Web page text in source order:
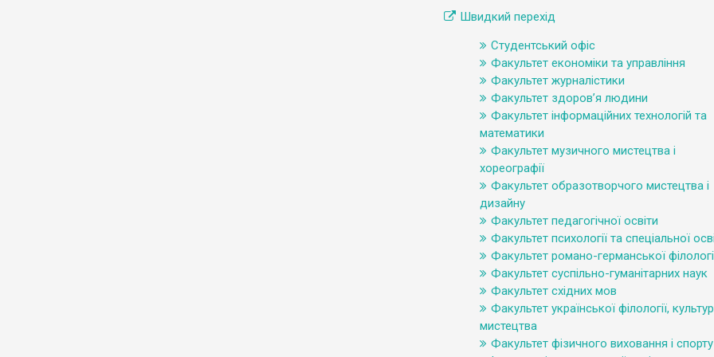
Швидкий перехід
Студентський офіс
Факультет економіки та управління
Факультет журналістики
Факультет здоров’я людини
Факультет інформаційних технологій та
математики
Факультет музичного мистецтва і
хореографії
Факультет образотворчого мистецтва і
дизайну
Факультет педагогічної освіти
Факультет психології та спеціальної
Факультет романо-германської
Факультет суспільно-гуманітарних наук
Факультет східних мов
Факультет української філології,
мистецтва
Факультет фізичного виховання і спорту